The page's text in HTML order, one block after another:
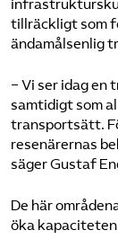
tillräckligt som
ändamålsenlig
− Vi ser idag en
samtidigt som
transportsätt.
resenärernas
säger Gustaf
De här
öka kapaciteten